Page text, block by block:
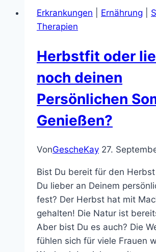
und
Erkrankungen Ernährung
Therapien
Herbstfit oder
noch deinen
Persönlichen
Genießen?
VonGescheKay 27.
Bist Du bereit für den
Du lieber an Deinem
fest? Der Herbst hat mit
gehalten! Die Natur ist
Aber bist Du es auch? Die
fühlen sich für viele Frauen